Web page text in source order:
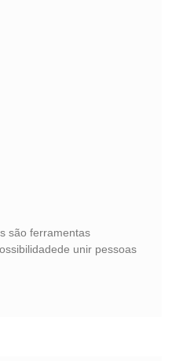
são ferramentas
unir pessoas